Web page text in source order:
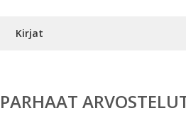
Kirjat
PARHAAT